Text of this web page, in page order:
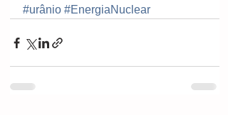
#urânio #EnergiaNuclear